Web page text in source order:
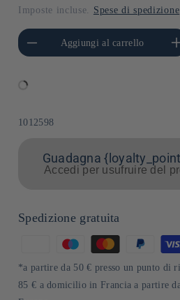
listino
Imposte incluse. Spese di spedizione
quantità per Default
Title
Aggiungi al carrello
Aumenta
SKU:
1012598
Guadagna
Accedi per usufruire del
Spedizione gratuita
di
pagamento
*a partire da 50 € presso un punto di
85 € a domicilio in Francia a partire